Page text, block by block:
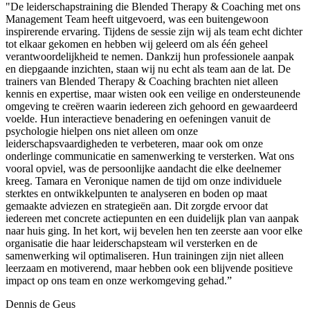
"De leiderschapstraining die Blended Therapy & Coaching met ons
Management Team heeft uitgevoerd, was een buitengewoon
inspirerende ervaring. Tijdens de sessie zijn wij als team echt dichter
tot elkaar gekomen en hebben wij geleerd om als één geheel
verantwoordelijkheid te nemen. Dankzij hun professionele aanpak
en diepgaande inzichten, staan wij nu echt als team aan de lat. De
trainers van Blended Therapy & Coaching brachten niet alleen
kennis en expertise, maar wisten ook een veilige en ondersteunende
omgeving te creëren waarin iedereen zich gehoord en gewaardeerd
voelde. Hun interactieve benadering en oefeningen vanuit de
psychologie hielpen ons niet alleen om onze
leiderschapsvaardigheden te verbeteren, maar ook om onze
onderlinge communicatie en samenwerking te versterken. Wat ons
vooral opviel, was de persoonlijke aandacht die elke deelnemer
kreeg. Tamara en Veronique namen de tijd om onze individuele
sterktes en ontwikkelpunten te analyseren en boden op maat
gemaakte adviezen en strategieën aan. Dit zorgde ervoor dat
iedereen met concrete actiepunten en een duidelijk plan van aanpak
naar huis ging. In het kort, wij bevelen hen ten zeerste aan voor elke
organisatie die haar leiderschapsteam wil versterken en de
samenwerking wil optimaliseren. Hun trainingen zijn niet alleen
leerzaam en motiverend, maar hebben ook een blijvende positieve
impact op ons team en onze werkomgeving gehad.”
Dennis de Geus